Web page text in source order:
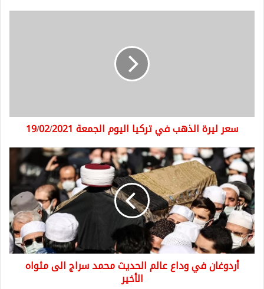
سعر ليرة الذهب في تركيا اليوم الجمعة 19/02/2021
أردوغان
في
وداع
عالم
الحديث
محمد
سراج
الى
مثواه
الأخيرأردوغان في وداع عالم الحديث محمد سراج الى مثواه
الأخير